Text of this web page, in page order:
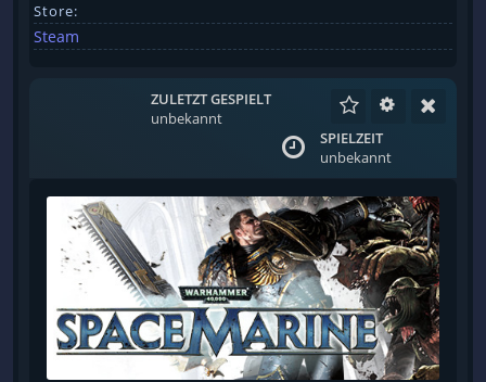
Store:
Steam
ZULETZT GESPIELT
unbekannt
SPIELZEIT
unbekannt